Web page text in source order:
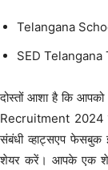
Telangana
SED Telangana
दोस्तों आशा है कि
Recruitment 2024
संबंधी व्हाट्सएप फेसबुक
शेयर करें। आपके एक